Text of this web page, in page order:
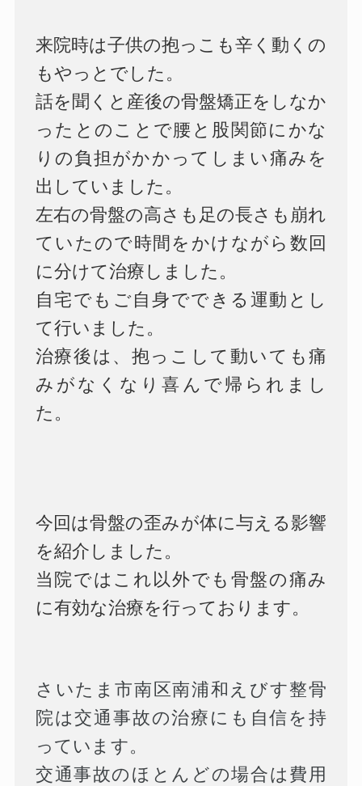
来院時は子供の抱っこも辛く動くの
もやっとでした。
話を聞くと産後の骨盤矯正をしなか
ったとのことで腰と股関節にかな
りの負担がかかってしまい痛みを
出していました。
左右の骨盤の高さも足の長さも崩れ
ていたので時間をかけながら数回
に分けて治療しました。
自宅でもご自身でできる運動とし
て行いました。
治療後は、抱っこして動いても痛
みがなくなり喜んで帰られまし
た。
今回は骨盤の歪みが体に与える影響
を紹介しました。
当院ではこれ以外でも骨盤の痛み
に有効な治療を行っております。
さいたま市南区南浦和えびす整骨
院は交通事故の治療にも自信を持
っています。
交通事故のほとんどの場合は費用